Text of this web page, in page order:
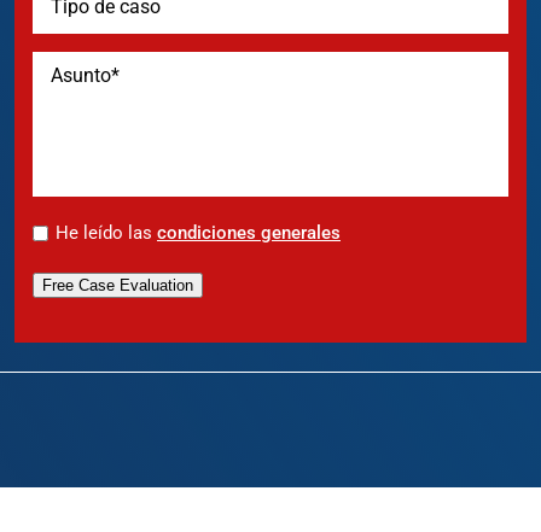
* He leído las condiciones generales
Free Case Evaluation